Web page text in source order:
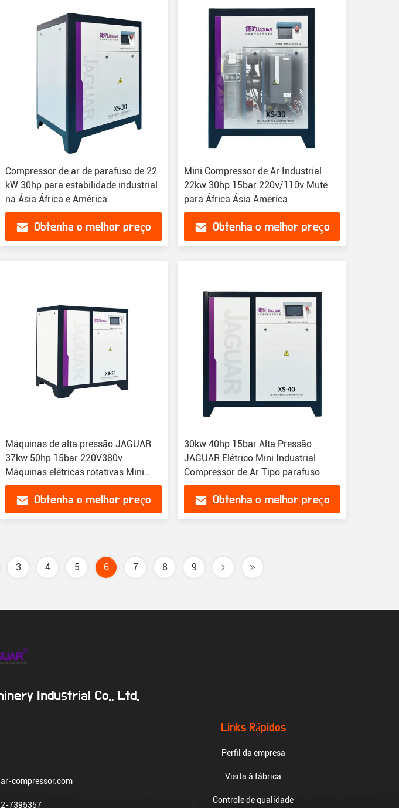
Compressor de ar de parafuso de 22
kW 30hp para estabilidade industrial
na Ásia África e América
Obtenha o melhor preço
Mini Compressor de Ar Industrial
22kw 30hp 15bar 220v/110v Mute
para África Ásia América
Obtenha o melhor preço
Máquinas de alta pressão JAGUAR
37kw 50hp 15bar 220V380v
Máquinas elétricas rotativas Mini
Máquinas industriais Compressor de
ar tipo parafuso
Obtenha o melhor preço
30kw 40hp 15bar Alta Pressão
JAGUAR Elétrico Mini Industrial
Compressor de Ar Tipo parafuso
Obtenha o melhor preço
3 4 5 6 7 8 9
Industrial Co., Ltd.
compressor.com
7395357
Links Rápidos
Perfil da empresa
Visita à fábrica
Controle de qualidade